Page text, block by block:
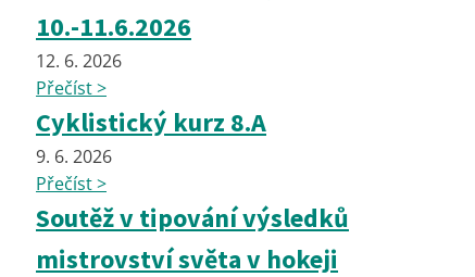
10.-11.6.2026
12. 6. 2026
Přečíst >
Cyklistický kurz 8.A
9. 6. 2026
Přečíst >
Soutěž v tipování výsledků
mistrovství světa v hokeji